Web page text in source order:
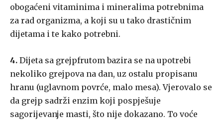
obogaćeni vitaminima i mineralima potrebnima
za rad organizma, a koji su u tako drastičnim
dijetama i te kako potrebni.
4. Dijeta sa grejpfrutom bazira se na upotrebi
nekoliko grejpova na dan, uz ostalu propisanu
hranu (uglavnom povrće, malo mesa). Vjerovalo se
da grejp sadrži enzim koji pospješuje
sagorijevanje masti, što nije dokazano. To voće